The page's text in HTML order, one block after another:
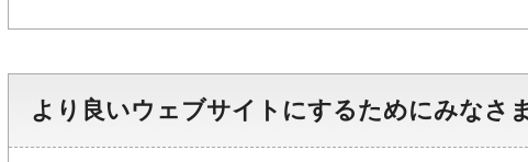
より良いウェブサイトにするためにみなさ